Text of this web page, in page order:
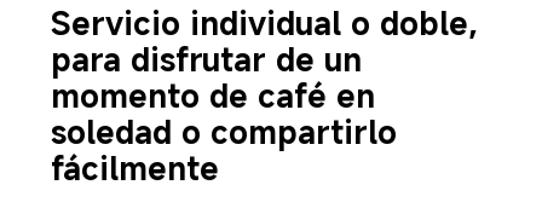
Servicio individual o doble,
para disfrutar de un
momento de café en
soledad o compartirlo
fácilmente